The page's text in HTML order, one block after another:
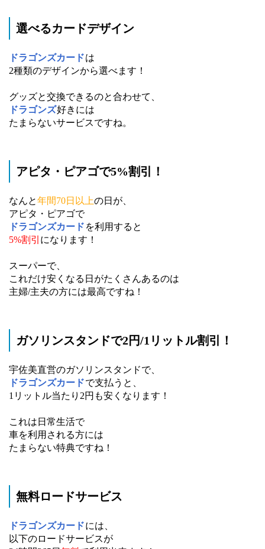
選べるカードデザイン
ドラゴンズカードは
2種類のデザインから選べます！
グッズと交換できるのと合わせて、
ドラゴンズ好きには
たまらないサービスですね。
アピタ・ピアゴで5%割引！
なんと年間70日以上の日が、
アピタ・ピアゴで
ドラゴンズカード を利用すると
5%割引 になります！
スーパーで、
これだけ安くなる日がたくさんあるのは
主婦/主夫の方には最高ですね！
ガソリンスタンドで2円/1リットル割引！
宇佐美直営のガソリンスタンドで、
ドラゴンズカードで支払うと、
1リットル当たり2円も安くなります！
これは日常生活で
車を利用される方には
たまらない特典ですね！
無料ロードサービス
ドラゴンズカードには、
以下のロードサービスが